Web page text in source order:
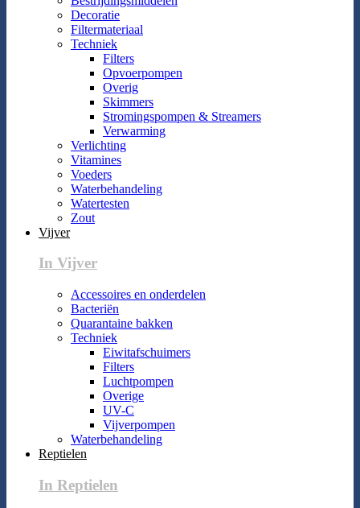
Decoratie
Filtermateriaal
Techniek
Filters
Opvoerpompen
Overig
Skimmers
Stromingspompen & Streamers
Verwarming
Verlichting
Vitamines
Voeders
Waterbehandeling
Watertesten
Zout
Vijver
In Vijver
Accessoires en onderdelen
Bacteriën
Quarantaine bakken
Techniek
Eiwitafschuimers
Filters
Luchtpompen
Overige
UV-C
Vijverpompen
Waterbehandeling
Reptielen
In Reptielen